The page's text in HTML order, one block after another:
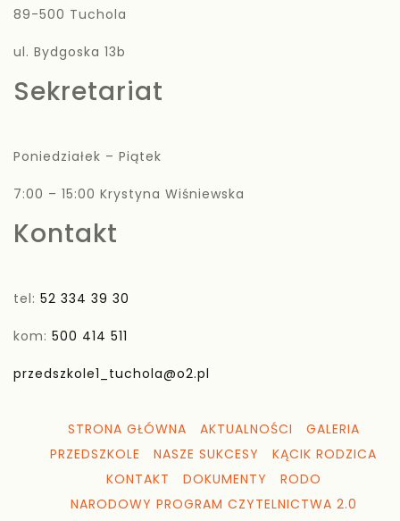
89-500 Tuchola
ul. Bydgoska 13b
Sekretariat
Poniedziałek – Piątek
7:00 – 15:00 Krystyna Wiśniewska
Kontakt
tel: 52 334 39 30
kom: 500 414 511
przedszkole1_tuchola@o2.pl
STRONA GŁÓWNA AKTUALNOŚCI
GALERIA
PRZEDSZKOLE
NASZE SUKCESY
KĄCIK RODZICA
KONTAKT
DOKUMENTY
RODO
NARODOWY PROGRAM CZYTELNICTWA 2.0